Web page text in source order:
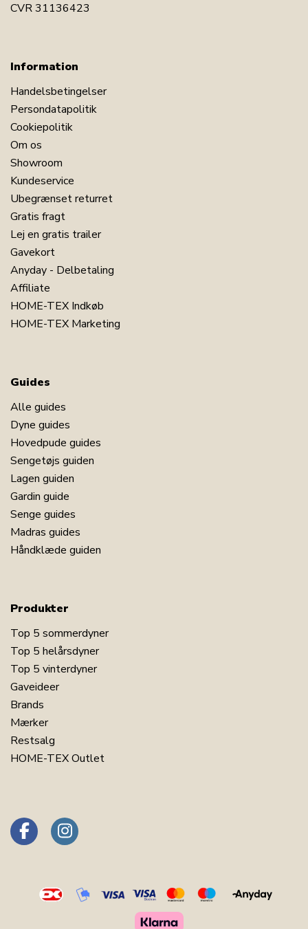
CVR 31136423
Information
Handelsbetingelser
Persondatapolitik
Cookiepolitik
Om os
Showroom
Kundeservice
Ubegrænset returret
Gratis fragt
Lej en gratis trailer
Gavekort
Anyday - Delbetaling
Affiliate
HOME-TEX Indkøb
HOME-TEX Marketing
Guides
Alle guides
Dyne guides
Hovedpude guides
Sengetøjs guiden
Lagen guiden
Gardin guide
Senge guides
Madras guides
Håndklæde guiden
Produkter
Top 5 sommerdyner
Top 5 helårsdyner
Top 5 vinterdyner
Gaveideer
Brands
Mærker
Restsalg
HOME-TEX Outlet